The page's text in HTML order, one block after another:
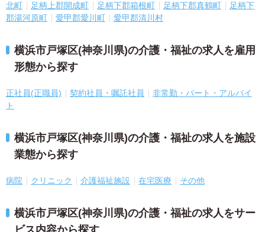
北町
足柄上郡開成町 足柄下郡箱根町 足柄下郡真鶴町
足柄下
郡湯河原町
愛甲郡愛川町 愛甲郡清川村
横浜市戸塚区(神奈川県)の介護・福祉の求人を雇用
形態から探す
正社員(正職員) 契約社員・嘱託社員
非常勤・パート・アルバイ
ト
横浜市戸塚区(神奈川県)の介護・福祉の求人を施設
業態から探す
病院 クリニック 介護福祉施設 在宅医療 その他
横浜市戸塚区(神奈川県)の介護・福祉の求人をサー